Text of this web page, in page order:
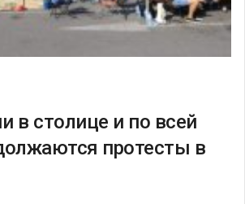
в столице и по всей
протесты в